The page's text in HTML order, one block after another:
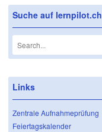
Suche auf lernpilot.ch
Links
Zentrale Aufnahmeprüfung
Feiertagskalender